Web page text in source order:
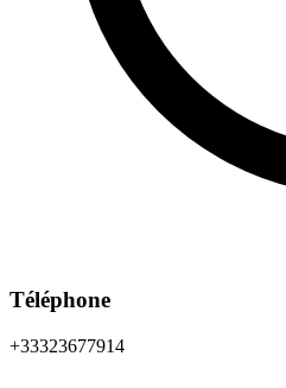
Téléphone
+33323677914